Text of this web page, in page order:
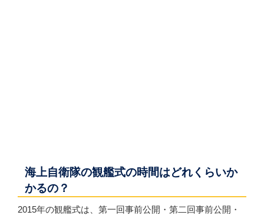
海上自衛隊の観艦式の時間はどれくらいか
かるの？
2015年の観艦式は、第一回事前公開・第二回事前公開・